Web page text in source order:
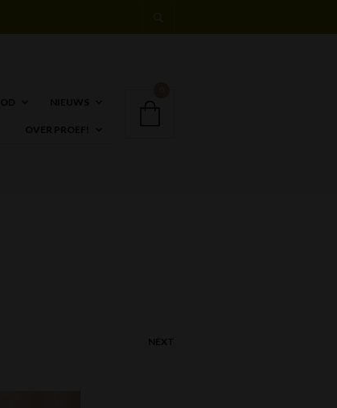
NIEUWS
OVER PROEF!
NEXT